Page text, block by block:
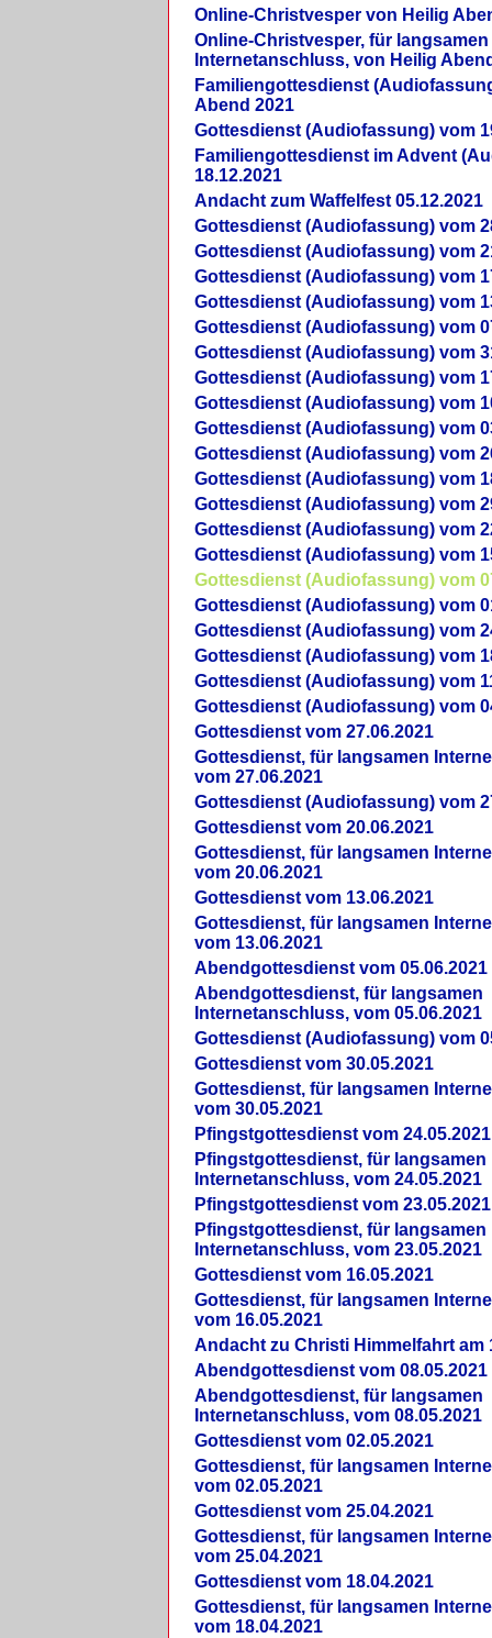
Online-Christvesper von Heilig
Online-Christvesper, für langsamen
Internetanschluss, von Heilig
Familiengottesdienst
Abend 2021
Gottesdienst (Audiofassung) vom
Familiengottesdienst im Advent
18.12.2021
Andacht zum Waffelfest 05.12.2021
Gottesdienst (Audiofassung) vom
Gottesdienst (Audiofassung) vom
Gottesdienst (Audiofassung) vom
Gottesdienst (Audiofassung) vom
Gottesdienst (Audiofassung) vom
Gottesdienst (Audiofassung) vom
Gottesdienst (Audiofassung) vom
Gottesdienst (Audiofassung) vom
Gottesdienst (Audiofassung) vom
Gottesdienst (Audiofassung) vom
Gottesdienst (Audiofassung) vom
Gottesdienst (Audiofassung) vom
Gottesdienst (Audiofassung) vom
Gottesdienst (Audiofassung) vom
Gottesdienst (Audiofassung) vom
Gottesdienst (Audiofassung) vom
Gottesdienst (Audiofassung) vom
Gottesdienst (Audiofassung) vom
Gottesdienst (Audiofassung) vom
Gottesdienst (Audiofassung) vom
Gottesdienst vom 27.06.2021
Gottesdienst, für langsamen
vom 27.06.2021
Gottesdienst (Audiofassung) vom
Gottesdienst vom 20.06.2021
Gottesdienst, für langsamen
vom 20.06.2021
Gottesdienst vom 13.06.2021
Gottesdienst, für langsamen
vom 13.06.2021
Abendgottesdienst vom 05.06.2021
Abendgottesdienst, für langsamen
Internetanschluss, vom 05.06.2021
Gottesdienst (Audiofassung) vom
Gottesdienst vom 30.05.2021
Gottesdienst, für langsamen
vom 30.05.2021
Pfingstgottesdienst vom 24.05.2021
Pfingstgottesdienst, für langsamen
Internetanschluss, vom 24.05.2021
Pfingstgottesdienst vom 23.05.2021
Pfingstgottesdienst, für langsamen
Internetanschluss, vom 23.05.2021
Gottesdienst vom 16.05.2021
Gottesdienst, für langsamen
vom 16.05.2021
Andacht zu Christi Himmelfahrt am
Abendgottesdienst vom 08.05.2021
Abendgottesdienst, für langsamen
Internetanschluss, vom 08.05.2021
Gottesdienst vom 02.05.2021
Gottesdienst, für langsamen
vom 02.05.2021
Gottesdienst vom 25.04.2021
Gottesdienst, für langsamen
vom 25.04.2021
Gottesdienst vom 18.04.2021
Gottesdienst, für langsamen
vom 18.04.2021